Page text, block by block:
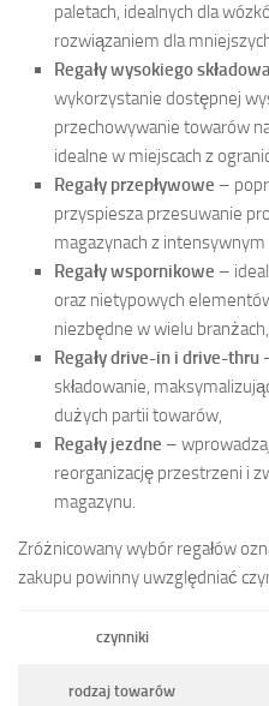
paletach, idealnych dla
rozwiązaniem dla
Regały wysokiego
wykorzystanie dostępnej
przechowywanie towarów
idealne w miejscach z
Regały przepływowe –
przyspiesza przesuwanie
magazynach z intensywnym
Regały wspornikowe –
oraz nietypowych
niezbędne w wielu branżach,
Regały drive-in i drive-thru
składowanie,
dużych partii towarów,
Regały jezdne –
reorganizację przestrzeni i
magazynu.
Zróżnicowany wybór regałów
zakupu powinny uwzględniać
czynniki
rodzaj towarów